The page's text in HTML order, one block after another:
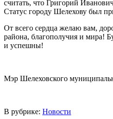
считать, что Григорий
Статус городу Шелехову был
От всего сердца желаю вам,
района, благополучия и мира!
и успешны!
Мэр Шелеховского
В рубрике: Новости